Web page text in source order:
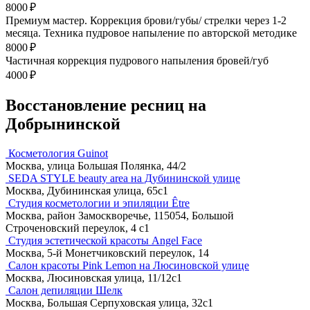
8000 ₽
Премиум мастер. Коррекция брови/губы/ стрелки через 1-2
месяца. Техника пудровое напыление по авторской методике
8000 ₽
Частичная коррекция пудрового напыления бровей/губ
4000 ₽
Восстановление ресниц на
Добрынинской
Косметология Guinot
Москва, улица Большая Полянка, 44/2
SEDA STYLE beauty area на Дубининской улице
Москва, Дубининская улица, 65с1
Студия косметологии и эпиляции Être
Москва, район Замоскворечье, 115054, Большой
Строченовский переулок, 4 с1
Студия эстетической красоты Angel Face
Москва, 5-й Монетчиковский переулок, 14
Салон красоты Pink Lemon на Люсиновской улице
Москва, Люсиновская улица, 11/12с1
Салон депиляции Шелк
Москва, Большая Серпуховская улица, 32с1